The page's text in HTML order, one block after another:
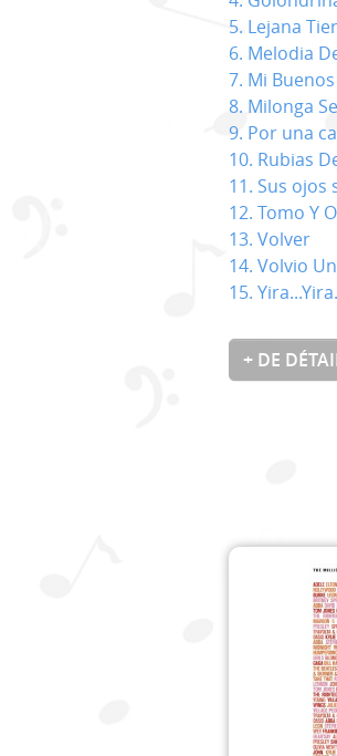
5. Lejana
6. Melodia
7. Mi
8. Milonga
9. Por una
10. Rubias
11. Sus ojos
12. Tomo Y
13. Volver
14. Volvio
15.
+ DE